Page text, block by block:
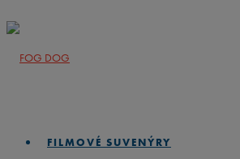
FILMOVÉ SUVENÝRY